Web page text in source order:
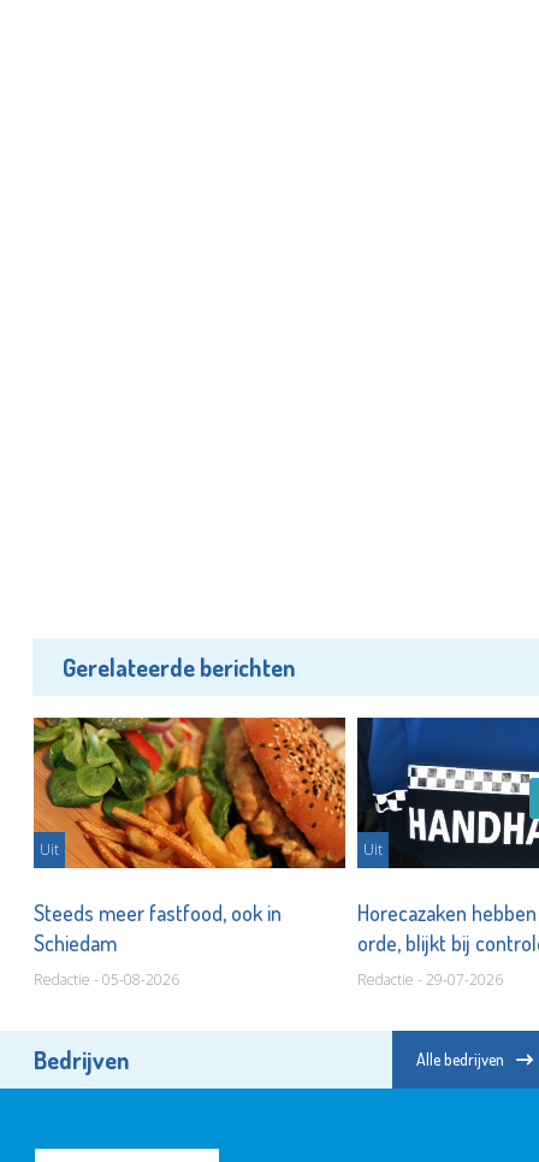
Gerelateerde berichten
Uit
Steeds meer fastfood, ook in
Schiedam
Redactie - 05-08-2026
Uit
Horecazaken
orde, blijkt bij
Redactie - 29-07-2026
Bedrijven Alle bedrijven